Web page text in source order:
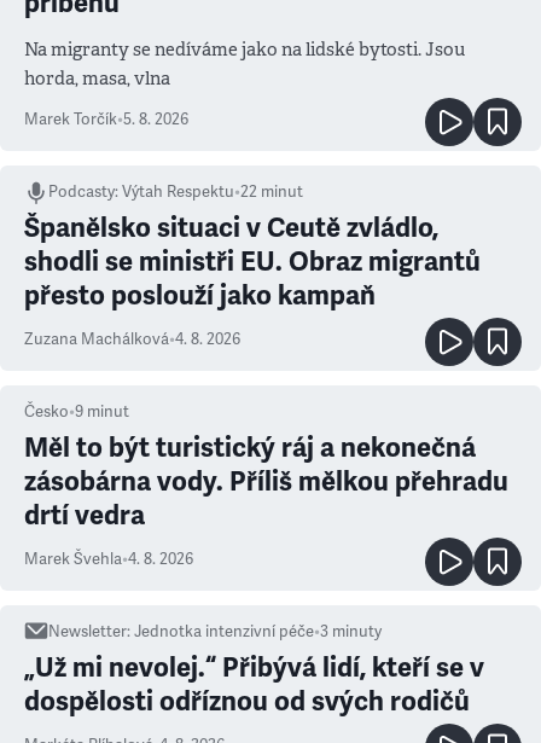
Na migranty se nedíváme jako na lidské bytosti. Jsou
horda, masa, vlna
Marek Torčík•5. 8. 2026
Podcasty:Výtah Respektu•22 minut
Španělsko situaci v Ceutě zvládlo,
shodli se ministři EU. Obraz migrantů
přesto poslouží jako kampaň
Zuzana Machálková•4. 8. 2026
Česko•9 minut
Měl to být turistický ráj a nekonečná
zásobárna vody. Příliš mělkou přehradu
drtí vedra
Marek Švehla•4. 8. 2026
Newsletter:Jednotka intenzivní péče•3 minuty
„Už mi nevolej.“ Přibývá lidí, kteří se v
dospělosti odříznou od svých rodičů